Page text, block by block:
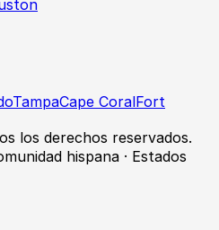
TampaCape CoralFort
los derechos reservados.
hispana · Estados